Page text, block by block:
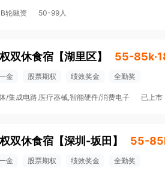
B轮融资 50-99人
双休食宿 【湖里区】 55-
金 股票期权 绩效奖金 全勤奖
/集成电路,医疗器械,智能硬件/消费电子 已上市
双休食宿 【深圳-坂田 】 55-
金 股票期权 绩效奖金 全勤奖